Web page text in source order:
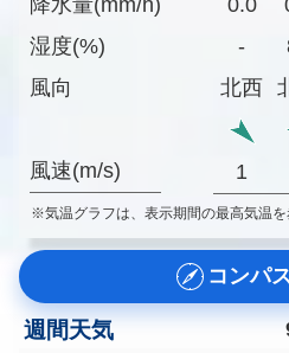
降水量(mm/h)
湿度(%)
風向
風速(m/s)
0.0
-
北西
1
※気温グラフは、表示期間の最高気温を
コンパ
週間天気